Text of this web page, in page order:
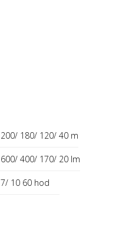
200/ 180/ 120/ 40 m
600/ 400/ 170/ 20 lm
7/ 10 60 hod